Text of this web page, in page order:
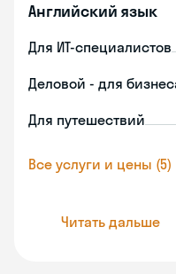
Английский язык
Для ИТ-специалистов
Деловой - для
Для путешествий
Все услуги и цены (5)
Читать дальше